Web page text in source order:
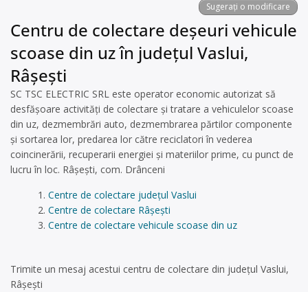
Sugerați o modificare
Centru de colectare deșeuri vehicule
scoase din uz în județul Vaslui,
Râșești
SC TSC ELECTRIC SRL este operator economic autorizat să
desfăşoare activităţi de colectare şi tratare a vehiculelor scoase
din uz, dezmembrări auto, dezmembrarea părtilor componente
și sortarea lor, predarea lor către reciclatori în vederea
coincinerării, recuperarii energiei și materiilor prime, cu punct de
lucru în loc. Râșești, com. Drânceni
Centre de colectare județul Vaslui
Centre de colectare Râșești
Centre de colectare vehicule scoase din uz
Trimite un mesaj acestui centru de colectare din județul Vaslui,
Râșești